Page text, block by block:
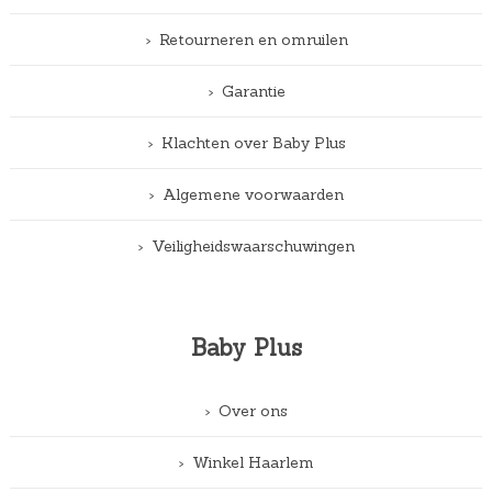
Retourneren en omruilen
Garantie
Klachten over Baby Plus
Algemene voorwaarden
Veiligheidswaarschuwingen
Baby Plus
Over ons
Winkel Haarlem